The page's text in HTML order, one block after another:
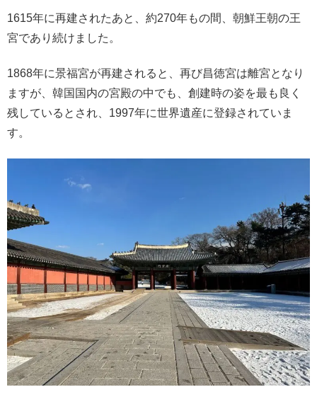
1615年に再建されたあと、約270年もの間、朝鮮王朝の王
宮であり続けました。
1868年に景福宮が再建されると、再び昌徳宮は離宮となり
ますが、韓国国内の宮殿の中でも、創建時の姿を最も良く
残しているとされ、1997年に世界遺産に登録されていま
す。